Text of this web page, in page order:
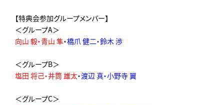
【特典会参加グループメンバー】
＜グループA＞
向山 毅・青山 隼・橋爪 健二・鈴木 渉
＜グループB＞
塩田 将己・井筒 雄太・渡辺 真・小野寺 翼
＜グループC＞